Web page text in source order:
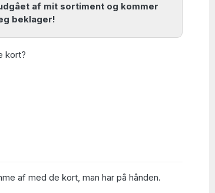
af mit sortiment og kommer
beklager!
kort?
af med de kort, man har på hånden.